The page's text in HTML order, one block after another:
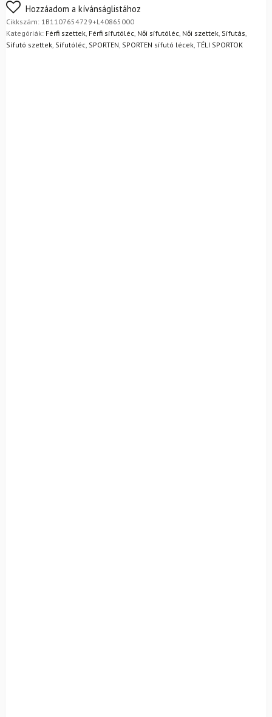
Nem biztos a választásában? Semmi gond – a terméket
egyszerűen visszaküldheti 14 napon belül, indoklás nélkül.
Mik a visszaküldés feltételei?
Hozzáadom a kívánságlistához
Cikkszám: 1B1107654729+L40865000
Kategóriák: Férfi szettek Férfi sífutóléc Női sífutóléc Női szettek Sífutás
Sífutó szettek Sífutóléc SPORTEN SPORTEN sífutó lécek TÉLI SPORTOK